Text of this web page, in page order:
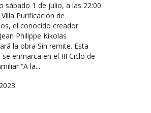
sábado 1 de julio, a las 22:00
Purificación de
el conocido creador
Philippe Kikolas
la obra Sin remite. Esta
enmarca en el III Ciclo de
“A la...